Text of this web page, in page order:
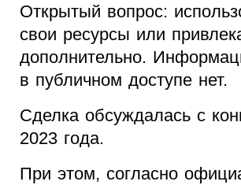
Открытый вопрос:
свои ресурсы или
дополнительно.
в публичном доступе нет.
Сделка обсуждалась с
2023 года.
При этом, согласно